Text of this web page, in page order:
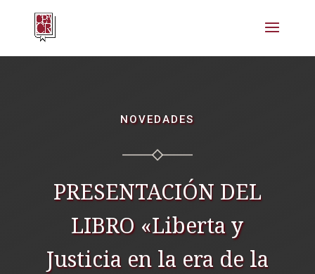
NOVEDADES
PRESENTACIÓN DEL
LIBRO «Liberta y
Justicia en la era de la